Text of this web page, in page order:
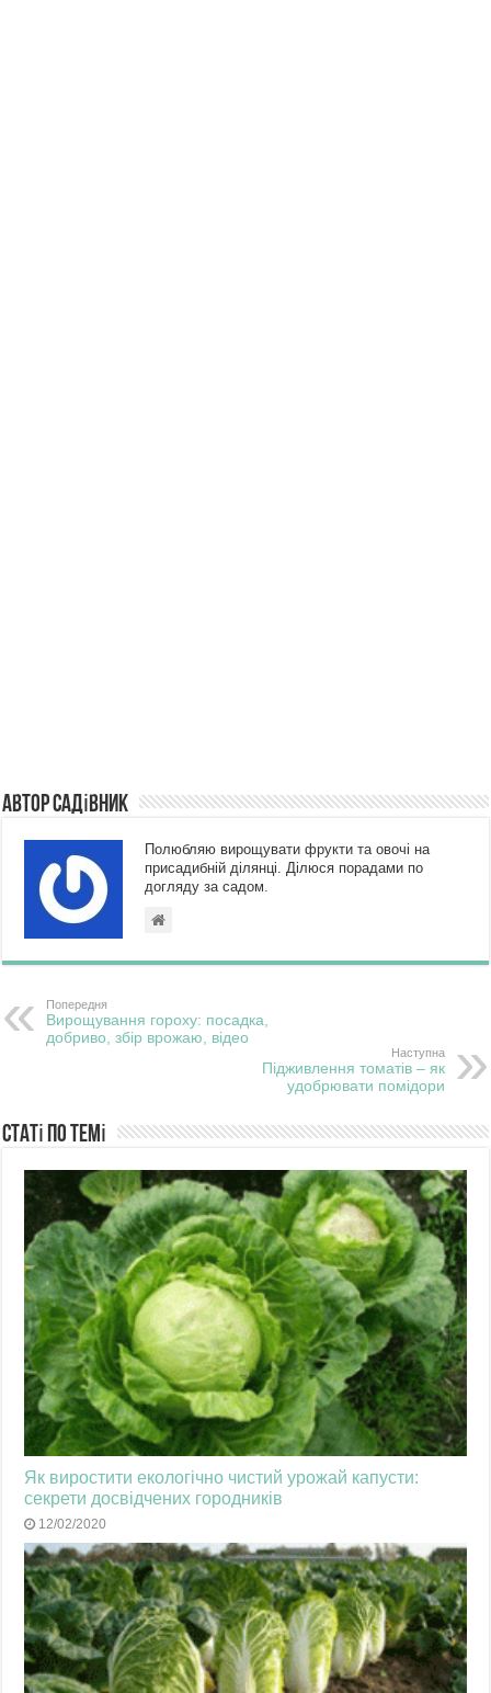
Автор Садівник
Полюбляю вирощувати фрукти та овочі на
присадибній ділянці. Ділюся порадами по
догляду за садом.
Попередня
Вирощування гороху: посадка,
добриво, збір врожаю, відео
Наступна
Підживлення томатів – як
удобрювати помідори
Статі по темі
Як виростити екологічно чистий урожай капусти:
секрети досвідчених городників
12/02/2020